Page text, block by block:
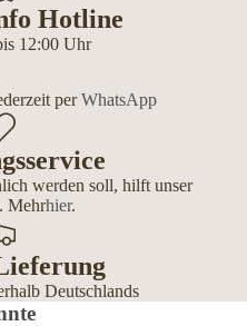
Hotline
12:00 Uhr
perWhatsApp
werden soll, hilft unser
Mehrhier.
Deutschlands